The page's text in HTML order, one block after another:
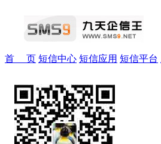
首 页 短信中心 短信应用 短信平台